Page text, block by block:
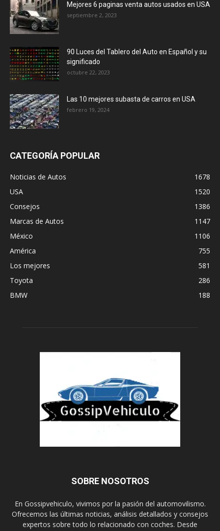
Mejores 6 paginas venta autos usados en USA
septiembre 2, 2023
90 Luces del Tablero del Auto en Español y su
significado
octubre 22, 2023
Las 10 mejores subasta de carros en USA
febrero 19, 2024
CATEGORÍA POPULAR
Noticias de Autos
1678
USA
1520
Consejos
1386
Marcas de Autos
1147
México
1106
América
755
Los mejores
581
Toyota
286
BMW
188
SOBRE NOSOTROS
En Gossipvehiculo, vivimos por la pasión del automovilismo.
Ofrecemos las últimas noticias, análisis detallados y consejos
expertos sobre todo lo relacionado con coches. Desde